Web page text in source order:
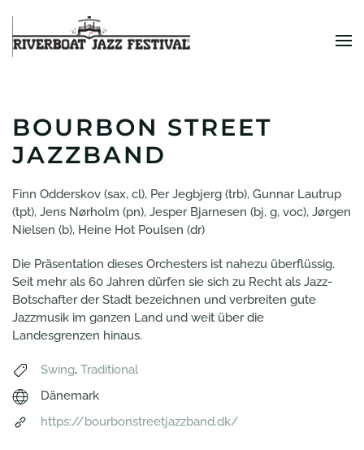
Zum Hauptinhalt springen
BOURBON STREET
JAZZBAND
Finn Odderskov (sax, cl), Per Jegbjerg (trb), Gunnar Lautrup
(tpt), Jens Nørholm (pn), Jesper Bjarnesen (bj, g, voc), Jørgen
Nielsen (b), Heine Hot Poulsen (dr)
Die Präsentation dieses Orchesters ist nahezu überflüssig.
Seit mehr als 60 Jahren dürfen sie sich zu Recht als Jazz-
Botschafter der Stadt bezeichnen und verbreiten gute
Jazzmusik im ganzen Land und weit über die
Landesgrenzen hinaus.
Swing, Traditional
Dänemark
https://bourbonstreetjazzband.dk/